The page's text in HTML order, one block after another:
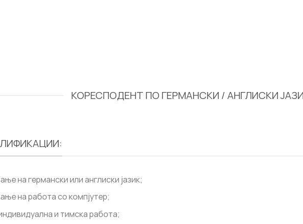
КОРЕСПОДЕНТ ПО ГЕРМАНСКИ / АНГЛИСКИ
на германски или англиски јазик;
на работа со компјутер;
и тимска работа;